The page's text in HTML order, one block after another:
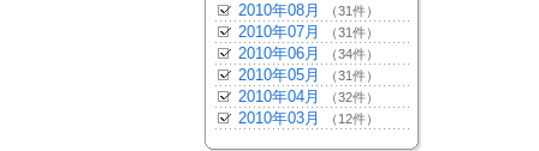
2010年08月 （31件）
2010年07月 （31件）
2010年06月 （34件）
2010年05月 （31件）
2010年04月 （32件）
2010年03月 （12件）